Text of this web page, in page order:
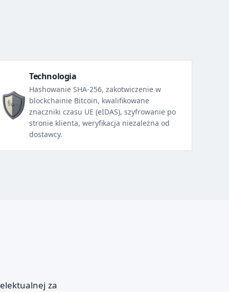
Technologia
Hashowanie SHA-256, zakotwiczenie w
blockchainie Bitcoin, kwalifikowane
znaczniki czasu UE (eIDAS), szyfrowanie po
stronie klienta, weryfikacja niezależna od
dostawcy.
za